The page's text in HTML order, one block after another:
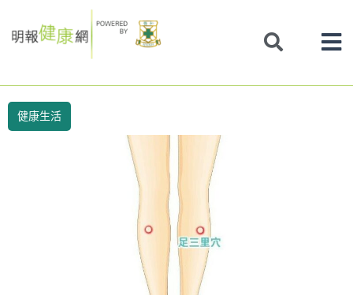
to
健康生活